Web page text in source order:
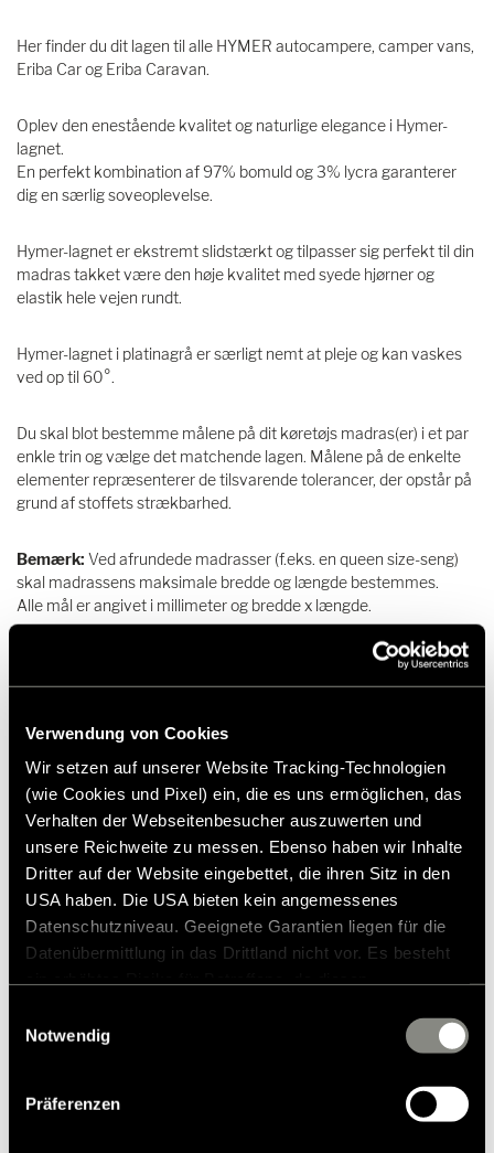
Verwendung von Cookies
Wir setzen auf unserer Website Tracking-Technologien
(wie Cookies und Pixel) ein, die es uns ermöglichen, das
Verhalten der Webseitenbesucher auszuwerten und
unsere Reichweite zu messen. Ebenso haben wir Inhalte
Dritter auf der Website eingebettet, die ihren Sitz in den
USA haben. Die USA bieten kein angemessenes
Datenschutzniveau. Geeignete Garantien liegen für die
Datenübermittlung in das Drittland nicht vor. Es besteht
zustehen. Eingesetzte Dienstleister können Daten für
zusammenführen. Weitere Informationen finden Sie in
unsererDatenschutzerklärung
. Akzeptieren Sie oder
Notwendig
Präferenzen
Her finder du dit lagen til alle HYMER autocampere, camper vans,
Eriba Car og Eriba Caravan.
Oplev den enestående kvalitet og naturlige elegance i Hymer-
lagnet.
En perfekt kombination af 97% bomuld og 3% lycra garanterer
dig en særlig soveoplevelse.
Hymer-lagnet er ekstremt slidstærkt og tilpasser sig perfekt til din
madras takket være den høje kvalitet med syede hjørner og
elastik hele vejen rundt.
Hymer-lagnet i platinagrå er særligt nemt at pleje og kan vaskes
ved op til 60°.
Du skal blot bestemme målene på dit køretøjs madras(er) i et par
enkle trin og vælge det matchende lagen. Målene på de enkelte
elementer repræsenterer de tilsvarende tolerancer, der opstår på
grund af stoffets strækbarhed.
Bemærk: Ved afrundede madrasser (f.eks. en queen size-seng)
skal madrassens maksimale bredde og længde bestemmes.
Alle mål er angivet i millimeter og bredde x længde.
Varenr.: 3542469 350 (530) x 850 Speciel trapezform til
Varenr.: 3631207 525 (545) x 690 (705) Specialform V-kant lille
Varenr.: 3631219 1300-1500 x 1800-2100 Special king-size seng
med 2 runde hjørner
fra186,00 kr.